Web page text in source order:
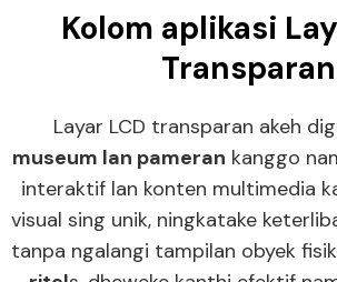
Kolom aplikasi
Transparan
Layar LCD transparan akeh
museum lan pameran kanggo
interaktif lan konten multimedia
visual sing unik, ningkatake
tanpa ngalangi tampilan obyek